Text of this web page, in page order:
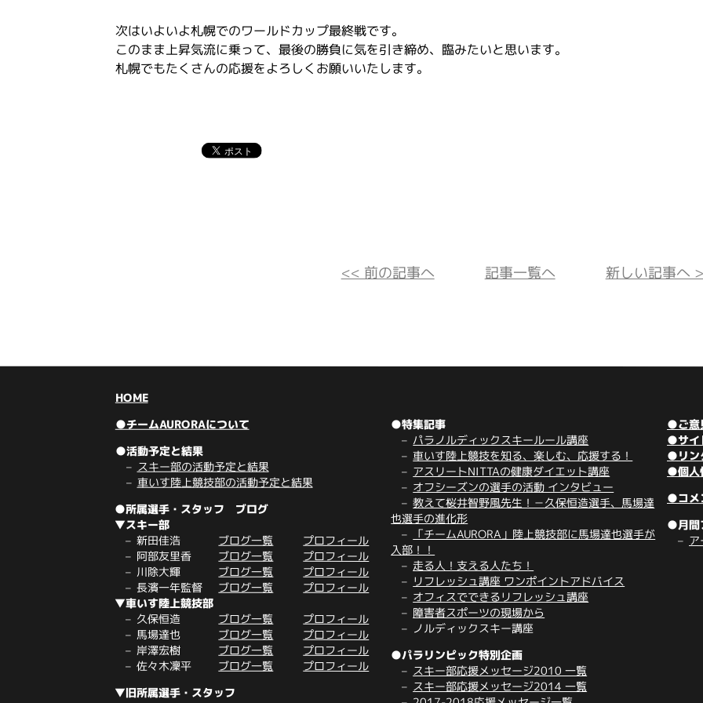
次はいよいよ札幌でのワールドカップ最終戦です。
このまま上昇気流に乗って、最後の勝負に気を引き締め、臨みたいと思います。
札幌でもたくさんの応援をよろしくお願いいたします。
<< 前の記事へ 記事一覧へ 新しい記事へ
HOME
●チームAURORAについて
●活動予定と結果
スキー部の活動予定と結果
車いす陸上競技部の活動予定と結果
●所属選手・スタッフ ブログ
▼スキー部
新田佳浩 ブログ一覧 プロフィール
阿部友里香 ブログ一覧 プロフィール
川除大輝 ブログ一覧
プロフィール
長濱一年監督
ブログ一覧 プロフィール
▼車いす陸上競技部
久保恒造 ブログ一覧 プロフィール
馬場達也 ブログ一覧 プロフィール
岸澤宏樹 ブログ一覧 プロフィール
佐々木凜平 ブログ一覧 プロフィール
▼旧所属選手・スタッフ
●特集記事
パラノルディックスキールール講座
車いす陸上競技を知る、楽しむ、応援する！
アスリートNITTAの健康ダイエット講座
オフシーズンの選手の活動 インタビュー
教えて桜井智野風先生！－久保恒造選手、馬場達
也選手の進化形
「チームAURORA」陸上競技部に馬場達也選手が
入部！！
走る人！支える人たち！
リフレッシュ講座 ワンポイントアドバイス
オフィスでできるリフレッシュ講座
障害者スポーツの現場から
ノルディックスキー講座
●パラリンピック特別企画
スキー部応援メッセージ2010 一覧
スキー部応援メッセージ2014 一覧
●ご意
●サイ
●リン
●個人
●コメ
●月間